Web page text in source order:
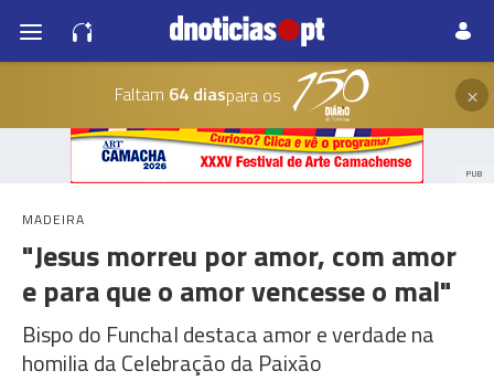
Faltam 64 diaspara os ×
PUB
MADEIRA
"Jesus morreu por amor, com amor
e para que o amor vencesse o mal"
Bispo do Funchal destaca amor e verdade na
homilia da Celebração da Paixão